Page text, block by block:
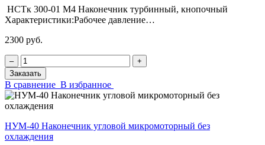
НСТк 300-01 М4 Наконечник турбинный, кнопочный
Характеристики:Рабочее давление…
2300 руб.
‒
+
Заказать
В сравнение В избранное
НУМ-40 Наконечник угловой микромоторный без
охлаждения